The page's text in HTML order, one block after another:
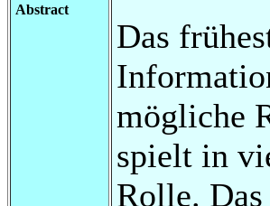
Abstract
Das
mögliche
spielt in
Rolle.